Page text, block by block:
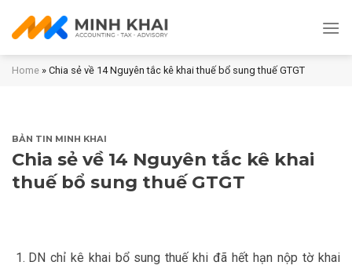
Home » Chia sẻ về 14 Nguyên tắc kê khai thuế bổ sung thuế GTGT
BẢN TIN MINH KHAI
Chia sẻ về 14 Nguyên tắc kê khai
thuế bổ sung thuế GTGT
DN chỉ kê khai bổ sung thuế khi đã hết hạn nộp tờ khai